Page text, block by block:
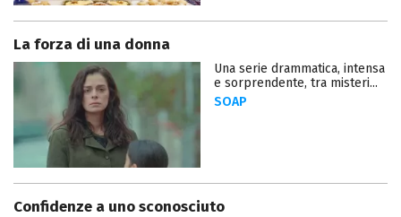
La forza di una donna
Una serie drammatica, intensa
e sorprendente, tra misteri...
SOAP
Confidenze a uno sconosciuto